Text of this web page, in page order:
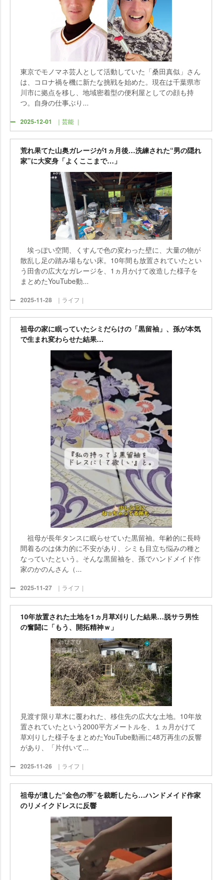
東京でモノマネ芸人として活動していた「桑田真似」さん
は、コロナ禍を機に新たな挑戦を始めた。現在は千葉県市
川市に拠点を移し、地域密着型の便利屋としての顔も持
つ。自身の仕事ぶり...
2025-12-01 ｜芸能 ｜
荒れ果てた山奥ガレージが1ヵ月後…洗練された“男の隠れ
家”に大変身「よくここまで…」
埃っぽい空間、くすんで色の変わった壁に、大量の物が
散乱し足の踏み場もない床。10年間も放置されていたとい
う田舎の広大なガレージを、1ヵ月かけて改造した様子を
まとめたYouTube動...
2025-11-28 ｜ライフ｜
祖母の家に眠っていたシミだらけの「黒留袖」、孫が本気
で生まれ変わらせた結果…
祖母が長年タンスに眠らせていた黒留袖。年齢的に長時
間着るのは体力的に不安があり、シミも目立ち悩みの種と
なっていたという。そんな黒留袖を、孫でハンドメイド作
家のかのんさん（...
2025-11-27 ｜ライフ｜
10年放置された土地を1ヵ月草刈りした結果…脱サラ男性
の奮闘に「もう、開拓精神ｗ」
見渡す限り草木に覆われた、移住先の広大な土地。10年放
置されていたという2000平方メートルを、１ヵ月かけて
草刈りした様子をまとめたYouTube動画に48万再生の反響
があり、「片付いて...
2025-11-26 ｜ライフ｜
祖母が遺した“金色の帯”を裁断したら…ハンドメイド作家
のリメイクドレスに反響